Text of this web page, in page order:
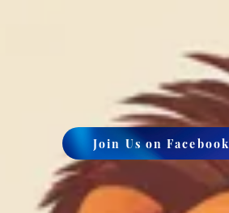
Join Us on Facebook